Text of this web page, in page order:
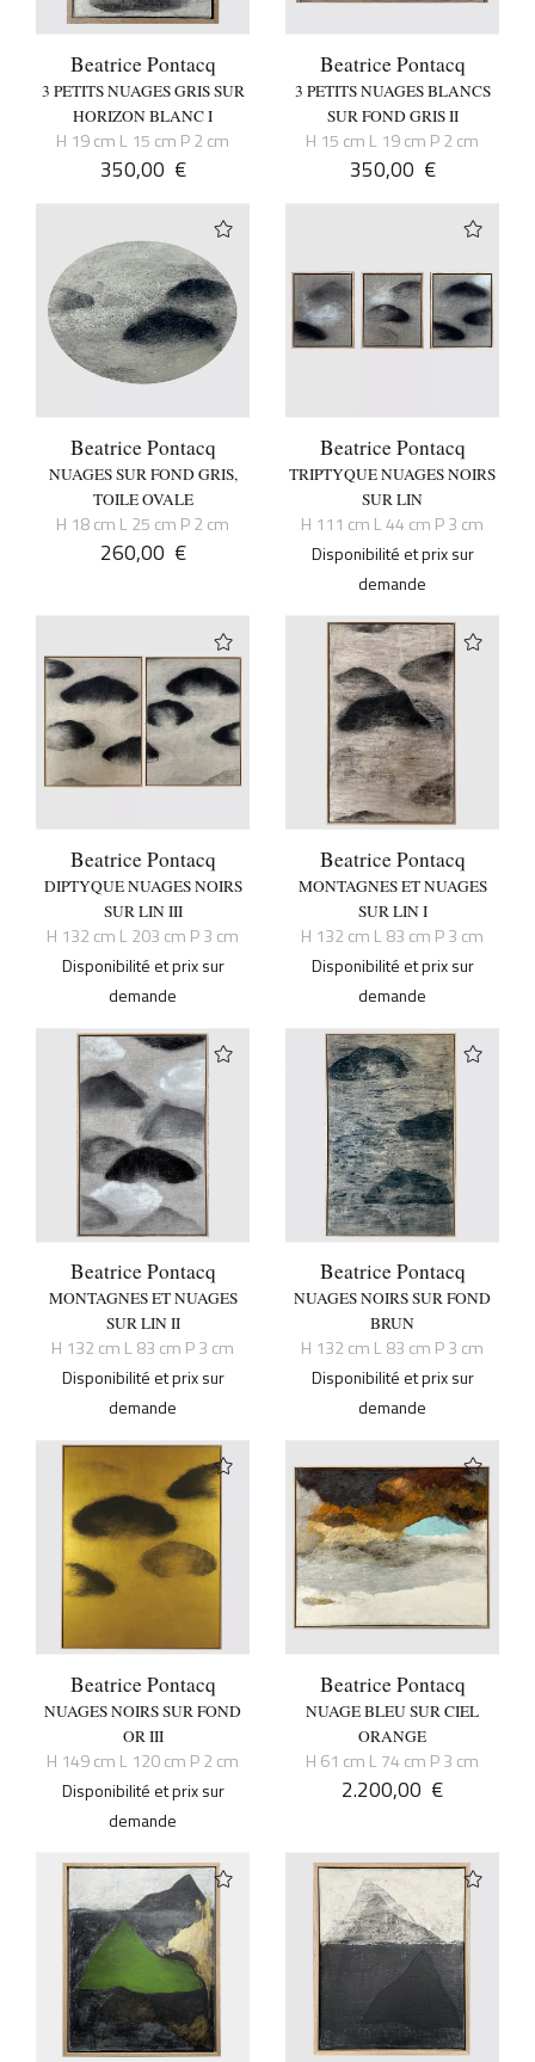
Beatrice Pontacq
3 PETITS NUAGES GRIS SUR
HORIZON BLANC I
H 19 cm L 15 cm P 2 cm
350,00 €
Beatrice Pontacq
3 PETITS NUAGES BLANCS
SUR FOND GRIS II
H 15 cm L 19 cm P 2 cm
350,00 €
Beatrice Pontacq
NUAGES SUR FOND GRIS,
TOILE OVALE
H 18 cm L 25 cm P 2 cm
260,00 €
Beatrice Pontacq
TRIPTYQUE NUAGES NOIRS
SUR LIN
H 111 cm L 44 cm P 3 cm
Disponibilité et prix sur
demande
Beatrice Pontacq
DIPTYQUE NUAGES NOIRS
SUR LIN III
H 132 cm L 203 cm P 3 cm
Disponibilité et prix sur
demande
Beatrice Pontacq
MONTAGNES ET NUAGES
SUR LIN I
H 132 cm L 83 cm P 3 cm
Disponibilité et prix sur
demande
Beatrice Pontacq
MONTAGNES ET NUAGES
SUR LIN II
H 132 cm L 83 cm P 3 cm
Disponibilité et prix sur
demande
Beatrice Pontacq
NUAGES NOIRS SUR FOND
BRUN
H 132 cm L 83 cm P 3 cm
Disponibilité et prix sur
demande
Beatrice Pontacq
NUAGES NOIRS SUR FOND
OR III
H 149 cm L 120 cm P 2 cm
Disponibilité et prix sur
demande
Beatrice Pontacq
NUAGE BLEU SUR CIEL
ORANGE
H 61 cm L 74 cm P 3 cm
2.200,00 €